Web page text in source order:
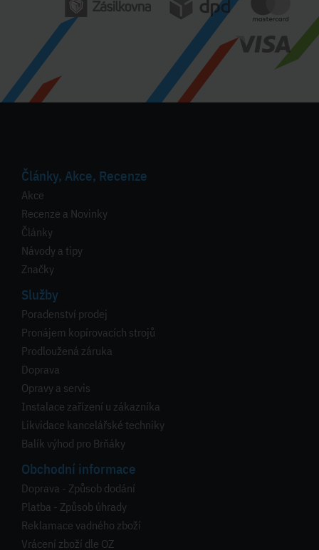
Články, Akce, Recenze
Akce
Recenze a Novinky
Články
Návody a tipy
Značky
Služby
Poradenství prodej
Pronájem kopírovacích strojů
Prodloužená záruka
Doprava
Opravy a servis
Instalace zařízení u zákazníka
Likvidace kancelářské techniky
Balík výhod pro Brňáky
Obchodní informace
Doprava - Způsob dodání
Platba - Způsob úhrady
Reklamace vadného zboží
Vrácení zboží dle OZ